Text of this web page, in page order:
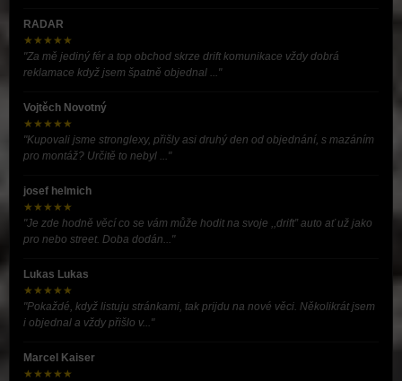
RADAR
★★★★★
"Za mě jediný fér a top obchod skrze drift komunikace vždy dobrá
reklamace když jsem špatně objednal ..."
Vojtěch Novotný
★★★★★
"Kupovali jsme stronglexy, přišly asi druhý den od objednání, s mazáním
pro montáž? Určitě to nebyl ..."
josef helmich
★★★★★
"Je zde hodně věcí co se vám může hodit na svoje ,,drift” auto ať už jako
pro nebo street. Doba dodán..."
Lukas Lukas
★★★★★
"Pokaždé, když listuju stránkami, tak prijdu na nové věci. Několikrát jsem
i objednal a vždy přišlo v..."
Marcel Kaiser
★★★★★